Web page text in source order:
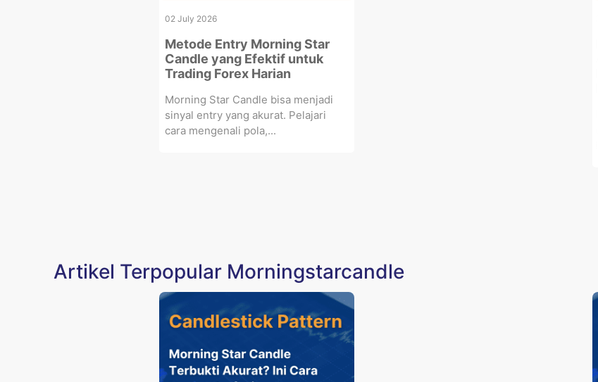
02 July 2026
Metode Entry Morning Star
Candle yang Efektif untuk
Trading Forex Harian
Morning Star Candle bisa menjadi
sinyal entry yang akurat. Pelajari
cara mengenali pola,...
Artikel Terpopular Morningstarcandle